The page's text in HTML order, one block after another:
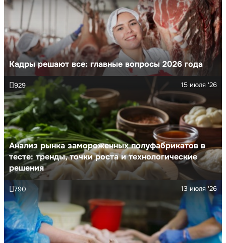
Кадры решают все: главные вопросы 2026 года
Анализ рынка замороженных полуфабрикатов в
тесте: тренды, точки роста и технологические
решения
15 июля '26
929
13 июля '26
790